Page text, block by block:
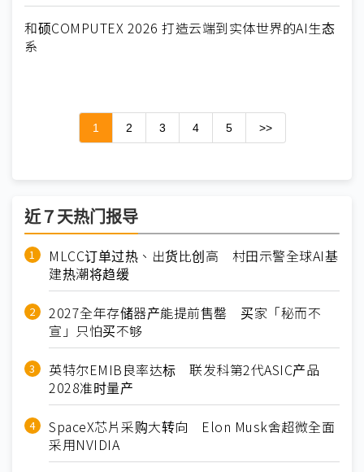
和硕COMPUTEX 2026 打造云端到实体世界的AI生态
系
1 2 3 4 5 >>
近７天热门报导
MLCC订单过热、出货比创高 村田示警全球AI基
建热潮将趋缓
2027全年存储器产能提前售罄 买家「秘而不
宣」只怕买不够
英特尔EMIB良率达标 联发科第2代ASIC产品
2028准时量产
SpaceX芯片采购大转向 Elon Musk舍超微全面
采用NVIDIA